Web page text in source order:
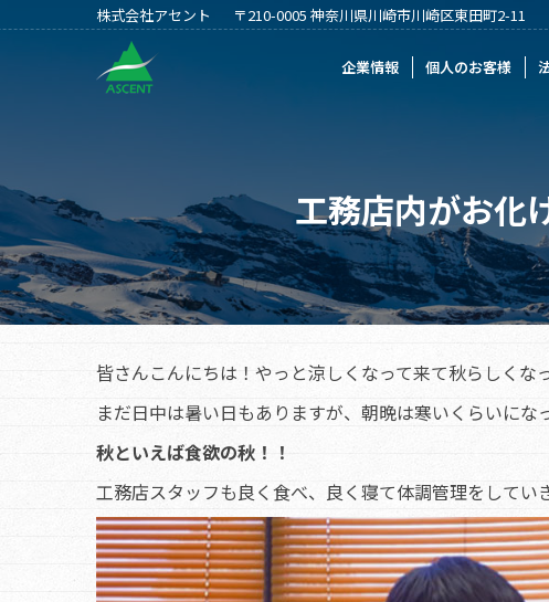
株式会社アセント 〒210-0005 神奈川県川崎市川崎区東田町2-11
企業情報 個人のお客様
工務店内がお化
皆さんこんにちは！やっと涼しくなって来て秋らしくな
まだ日中は暑い日もありますが、朝晩は寒いくらいにな
秋といえば食欲の秋！！
工務店スタッフも良く食べ、良く寝て体調管理をしてい
企業情報 個人のお客様 法人のお客様